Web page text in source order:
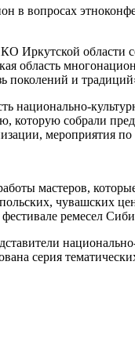
в вопросах
Иркутской области
область
поколений и
национально-
собрали
мероприятия
мастеров,
чувашских
ремесел
серия